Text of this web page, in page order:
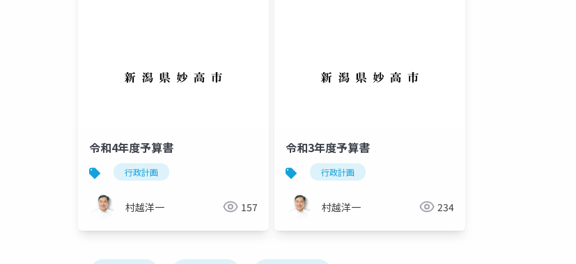
令和4年度予算書
行政計画
村越洋一 157
令和3年度予算書
行政計画
村越洋一 234